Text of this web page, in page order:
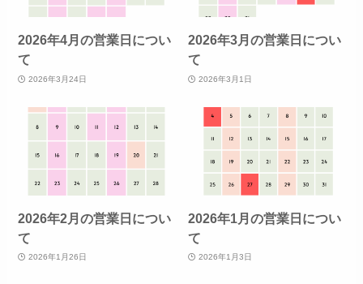
2026年4月の営業日につい
て
2026年3月24日
2026年3月の営業日につい
て
2026年3月1日
2026年2月の営業日につい
て
2026年1月26日
2026年1月の営業日につい
て
2026年1月3日